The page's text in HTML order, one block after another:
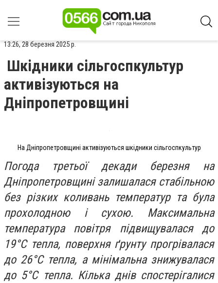
13:26, 28 березня 2025 р.
Шкідники сільгоспкультур
активізуються на
Дніпропетровщині
На Дніпропетровщині активізуються шкідники сільгоспкультур
Погода третьої декади березня на
Дніпропетровщині залишалася стабільною
без різких коливань температур та була
прохолодною і сухою. Максимальна
температура повітря підвищувалася до
19°С тепла, поверхня ґрунту прогрівалася
до 26°С тепла, а мінімальна знижувалася
до 5°С тепла. Кілька днів спостерігалися